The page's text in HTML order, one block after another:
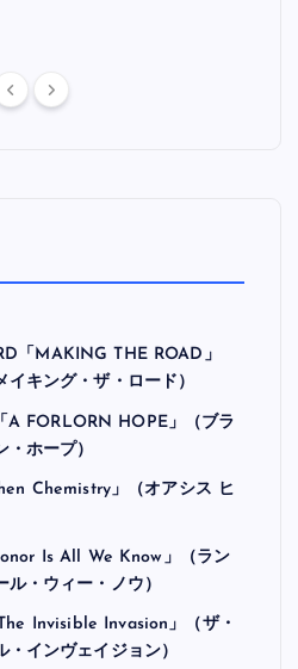
「MAKING THE ROAD」
イキング・ザ・ロード）
A FORLORN HOPE」（ブラ
ホープ）
Chemistry」（オアシス ヒ
Is All We Know」（ラン
・ウィー・ノウ）
Invisible Invasion」（ザ・
インヴェイジョン）